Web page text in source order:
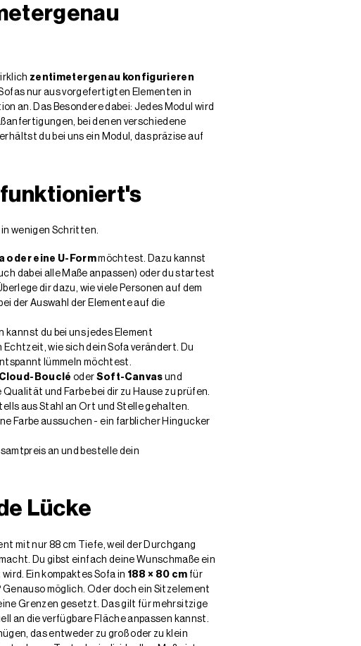
zentimetergenau konfigurieren
nur aus vorgefertigten Elementen in
an. Das Besondere dabei: Jedes Modul wird
bei denen verschiedene
du bei uns ein Modul, das präzise auf
funktioniert's
wenigen Schritten.
oder eine U-Formmöchtest. Dazu kannst
dabei alle Maße anpassen) oder du startest
dir dazu, wie viele Personen auf dem
der Auswahl der Elemente auf die
du bei uns jedes Element
Echtzeit, wie sich dein Sofa verändert. Du
lümmeln möchtest.
Bouclé oder Soft-Canvas und
und Farbe bei dir zu Hause zu prüfen.
aus Stahl an Ort und Stelle gehalten.
Farbe aussuchen - ein farblicher Hingucker
an und bestelle dein
Lücke
mit nur 88 cm Tiefe, weil der Durchgang
Du gibst einfach deine Wunschmaße ein
wird. Ein kompaktes Sofa in 188 × 80 cm für
möglich. Oder doch ein Sitzelement
Grenzen gesetzt. Das gilt für mehrsitzige
an die verfügbare Fläche anpassen kannst.
das entweder zu groß oder zu klein